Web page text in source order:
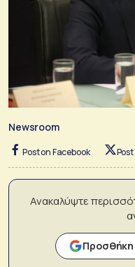
Newsroom
Post on Facebook Post
Ανακαλύψτε